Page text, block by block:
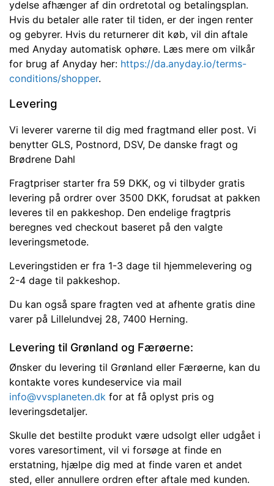
ydelse afhænger af din ordretotal og betalingsplan.
Hvis du betaler alle rater til tiden, er der ingen renter
og gebyrer. Hvis du returnerer dit køb, vil din aftale
med Anyday automatisk ophøre. Læs mere om vilkår
for brug af Anyday her: https://da.anyday.io/terms-
conditions/shopper.
Levering
Vi leverer varerne til dig med fragtmand eller post. Vi
benytter GLS, Postnord, DSV, De danske fragt og
Brødrene Dahl
Fragtpriser starter fra 59 DKK, og vi tilbyder gratis
levering på ordrer over 3500 DKK, forudsat at pakken
leveres til en pakkeshop. Den endelige fragtpris
beregnes ved checkout baseret på den valgte
leveringsmetode.
Leveringstiden er fra 1-3 dage til hjemmelevering og
2-4 dage til pakkeshop.
Du kan også spare fragten ved at afhente gratis dine
varer på Lillelundvej 28, 7400 Herning.
Levering til Grønland og Færøerne:
Ønsker du levering til Grønland eller Færøerne, kan du
kontakte vores kundeservice via mail
info@vvsplaneten.dk for at få oplyst pris og
leveringsdetaljer.
Skulle det bestilte produkt være udsolgt eller udgået i
vores varesortiment, vil vi forsøge at finde en
erstatning, hjælpe dig med at finde varen et andet
sted, eller annullere ordren efter aftale med kunden.